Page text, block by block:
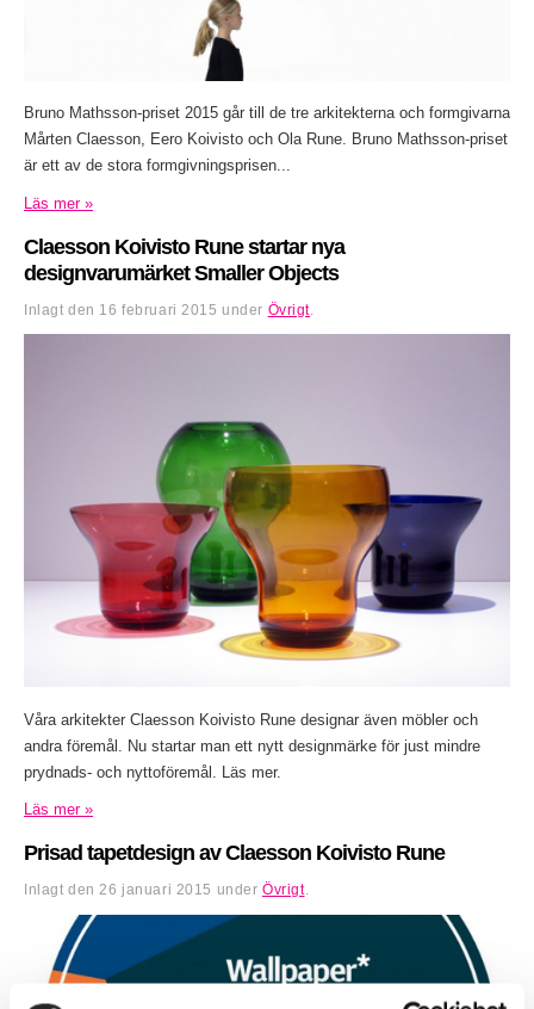
Bruno Mathsson-priset 2015 går till de tre arkitekterna och formgivarna
Mårten Claesson, Eero Koivisto och Ola Rune. Bruno Mathsson-priset
är ett av de stora formgivningsprisen...
Läs mer »
Claesson Koivisto Rune startar nya
designvarumärket Smaller Objects
Inlagt den 16 februari 2015 under Övrigt
Våra arkitekter Claesson Koivisto Rune designar även möbler och
andra föremål. Nu startar man ett nytt designmärke för just mindre
prydnads- och nyttoföremål. Läs mer.
Läs mer »
Prisad tapetdesign av Claesson Koivisto Rune
Inlagt den26 januari 2015 underÖvrigt.